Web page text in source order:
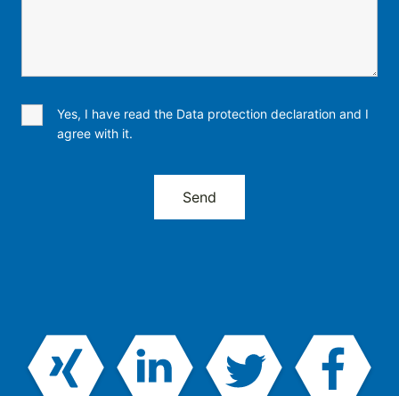
Yes, I have read the Data protection declaration and I
agree with it.